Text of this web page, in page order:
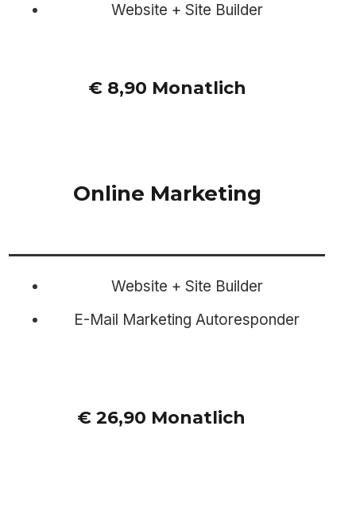
Website + Site Builder
€ 8,90 Monatlich
Online Marketing
Website + Site Builder
E-Mail Marketing Autoresponder
€ 26,90 Monatlich